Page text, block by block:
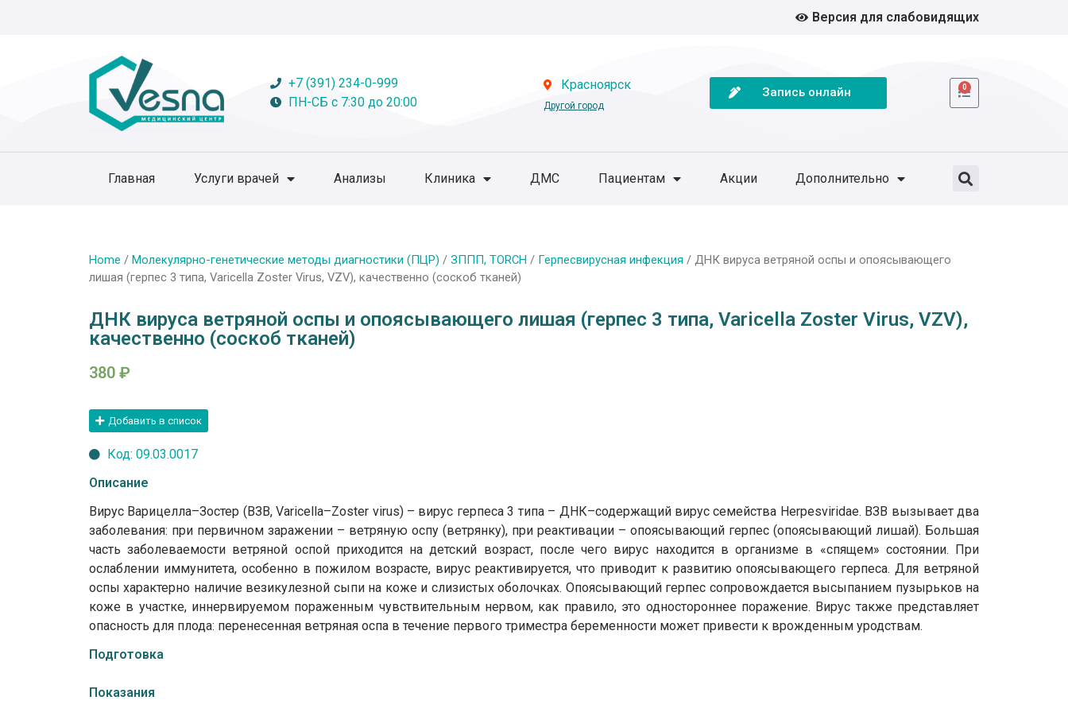
Версия для слабовидящих
+7 (391) 234-0-999
ПН-СБ с 7:30 до 20:00
Красноярск
Другой город
Запись онлайн 0
Главная Услуги врачей Анализы Клиника ДМС Пациентам Акции Дополнительно
Home / Молекулярно-генетические методы диагностики (ПЦР) / ЗППП, TORCH / Герпесвирусная инфекция / ДНК вируса ветряной оспы и опоясывающего
лишая (герпес 3 типа, Varicella Zoster Virus, VZV), качественно (соскоб тканей)
ДНК вируса ветряной оспы и опоясывающего лишая (герпес 3 типа, Varicella Zoster Virus, VZV),
качественно (соскоб тканей)
380 ₽
Добавить в список
Код: 09.03.0017
Описание
Вирус Варицелла–Зостер (ВЗВ, Varicella–Zoster virus) – вирус герпеса 3 типа – ДНК–содержащий вирус семейства Herpesviridae. ВЗВ вызывает два
заболевания: при первичном заражении – ветряную оспу (ветрянку), при реактивации – опоясывающий герпес (опоясывающий лишай). Большая
часть заболеваемости ветряной оспой приходится на детский возраст, после чего вирус находится в организме в «спящем» состоянии. При
ослаблении иммунитета, особенно в пожилом возрасте, вирус реактивируется, что приводит к развитию опоясывающего герпеса. Для ветряной
оспы характерно наличие везикулезной сыпи на коже и слизистых оболочках. Опоясывающий герпес сопровождается высыпанием пузырьков на
коже в участке, иннервируемом пораженным чувствительным нервом, как правило, это одностороннее поражение. Вирус также представляет
опасность для плода: перенесенная ветряная оспа в течение первого триместра беременности может привести к врожденным уродствам.
Подготовка
Показания